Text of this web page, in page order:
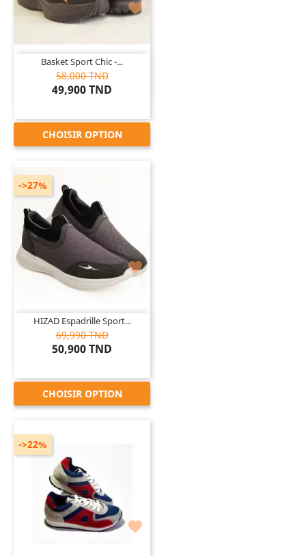

Basket Sport Chic -...
58,000 TND
49,900 TND
CHOISIR OPTION

HIZAD Espadrille Sport...
69,990 TND
50,900 TND
->27%
CHOISIR OPTION

->22%